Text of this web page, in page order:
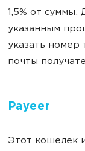
1,5% от суммы.
указанным
указать номер
почты
Payeer
Этот кошелек